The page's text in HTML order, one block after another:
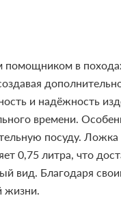
в
и надёжность
времени.
посуду. Ложка
0,75 литра, что
вид. Благодаря
жизни.